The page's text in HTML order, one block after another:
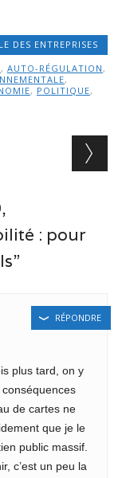
DES ENTREPRISES
, AUTO-RÉGULATION ,
,
, POLITIQUE,
: pour
plus tard, on y
de cartes ne
que je le
public massif.
c’est un peu la
RÉPONDRE